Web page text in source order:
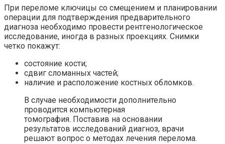
При переломе ключицы со смещением и планировании
операции для подтверждения предварительного
диагноза необходимо провести рентгенологическое
исследование, иногда в разных проекциях. Снимки
четко покажут:
состояние кости;
сдвиг сломанных частей;
наличие и расположение костных обломков.
В случае необходимости дополнительно
проводится компьютерная
томография. Поставив на основании
результатов исследований диагноз, врачи
решают вопрос о методах лечения перелома.